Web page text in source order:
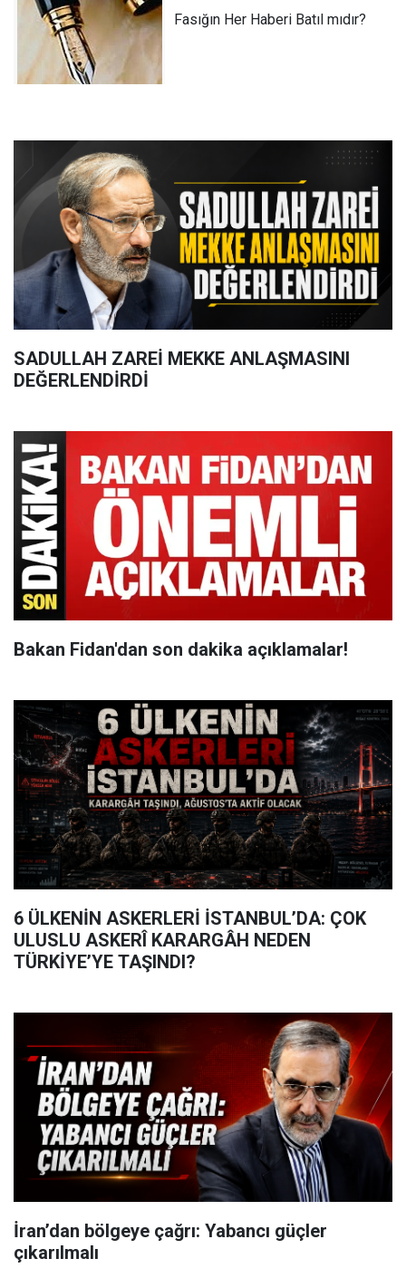
Fasığın Her Haberi Batıl mıdır?
SADULLAH ZAREİ MEKKE ANLAŞMASINI
DEĞERLENDİRDİ
Bakan Fidan'dan son dakika açıklamalar!
6 ÜLKENİN ASKERLERİ İSTANBUL’DA: ÇOK
ULUSLU ASKERÎ KARARGÂH NEDEN
TÜRKİYE’YE TAŞINDI?
İran’dan bölgeye çağrı: Yabancı güçler
çıkarılmalı